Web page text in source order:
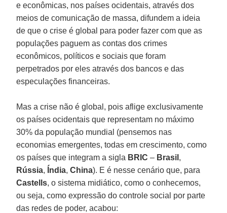
e econômicas, nos países ocidentais, através dos
meios de comunicação de massa, difundem a ideia
de que o crise é global para poder fazer com que as
populações paguem as contas dos crimes
econômicos, políticos e sociais que foram
perpetrados por eles através dos bancos e das
especulações financeiras.
Mas a crise não é global, pois aflige exclusivamente
os países ocidentais que representam no máximo
30% da população mundial (pensemos nas
economias emergentes, todas em crescimento, como
os países que integram a sigla BRIC– Brasil ,
Rússia, Índia,China). E é nesse cenário que, para
Castells, o sistema midiático, como o conhecemos,
ou seja, como expressão do controle social por parte
das redes de poder, acabou: